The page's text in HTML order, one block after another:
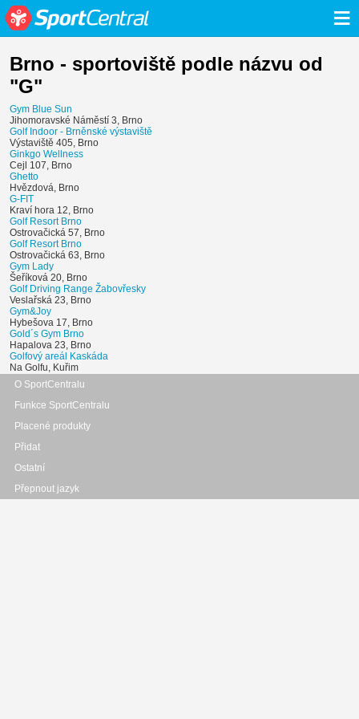
≡
Brno - sportoviště podle názvu od
"G"
Gym Blue Sun
Jihomoravské Náměstí 3, Brno
Golf Indoor - Brněnské výstaviště
Výstaviště 405, Brno
Ginkgo Wellness
Cejl 107, Brno
Ghetto
Hvězdová, Brno
G-FIT
Kraví hora 12, Brno
Golf Resort Brno
Ostrovačická 57, Brno
Golf Resort Brno
Ostrovačická 63, Brno
Gym Lady
Šeříková 20, Brno
Golf Driving Range Žabovřesky
Veslařská 23, Brno
Gym&Joy
Hybešova 17, Brno
Gold´s Gym Brno
Hapalova 23, Brno
Golfový areál Kaskáda
Na Golfu, Kuřim
O SportCentralu
Funkce SportCentralu
Placené produkty
Přidat
Ostatní
Přepnout jazyk